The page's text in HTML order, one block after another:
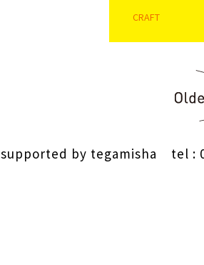
CRAFT
投稿ナビゲ
supported by tegamisha tel :